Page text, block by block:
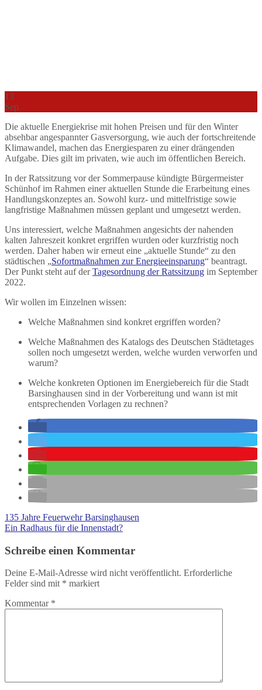
13
Sep.
Die aktuelle Energiekrise mit hohen Preisen und für den Winter
absehbar angespannter Gasversorgung, wie auch der fortschreitende
Klimawandel, machen das Energiesparen zu einer drängenden
Aufgabe. Dies gilt im privaten, wie auch im öffentlichen Bereich.
In der Ratssitzung vor der Sommerpause kündigte Bürgermeister
Schünhof im Rahmen einer aktuellen Stunde die Erarbeitung eines
Handlungskonzeptes an. Sowohl kurz- und mittelfristige sowie
langfristige Maßnahmen müssen geplant und umgesetzt werden.
Uns interessiert, welche Maßnahmen angesichts der nahenden
kalten Jahreszeit konkret ergriffen wurden oder kurzfristig noch
werden. Daher haben wir erneut eine „aktuelle Stunde“ zu den
städtischen „Sofortmaßnahmen zur Energieeinsparung“ beantragt.
Der Punkt steht auf derTagesordnung der Ratssitzung im September
2022.
Wir wollen im Einzelnen wissen:
Welche Maßnahmen sind konkret ergriffen worden?
Welche Maßnahmen des Katalogs des Deutschen Städtetages
sollen noch umgesetzt werden, welche wurden verworfen und
warum?
Welche konkreten Optionen im Energiebereich für die Stadt
Barsinghausen sind in der Vorbereitung und wann ist mit
entsprechenden Vorlagen zu rechnen?
135 Jahre Feuerwehr Barsinghausen
Ein Radhaus für die Innenstadt?
Schreibe einen Kommentar
Deine E-Mail-Adresse wird nicht veröffentlicht. Erforderliche
Felder sind mit * markiert
Kommentar *